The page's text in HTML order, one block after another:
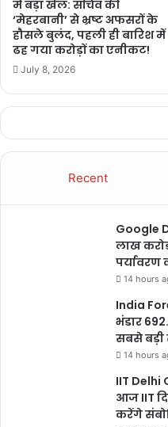
buland
में बड़ा खेल: सचिव की
‘मेहरबानी’ से भ्रष्ट अफसरों के
हौसले बुलंद, पहली ही बारिश में
ढह गया करोड़ों का एनीकट!
July 8, 2026
Recent
Google
लाख
पर्यावरण
14 hours
India
भंडार
सबसे बड़ी
14 hours
IIT Delhi
आज IIT
करेंगे